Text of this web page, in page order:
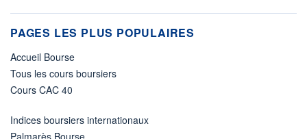
PAGES LES PLUS POPULAIRES
Accueil Bourse
Tous les cours boursiers
Cours CAC 40
Indices boursiers internationaux
Palmarès Bourse